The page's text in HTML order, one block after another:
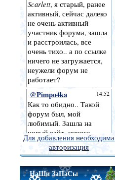
Для добавления необходима
авторизация
НаШи ЗаПаСы